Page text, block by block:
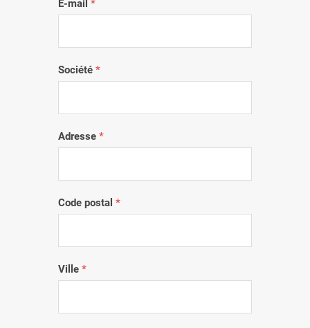
E-mail *
Société *
Adresse *
Code postal *
Ville *